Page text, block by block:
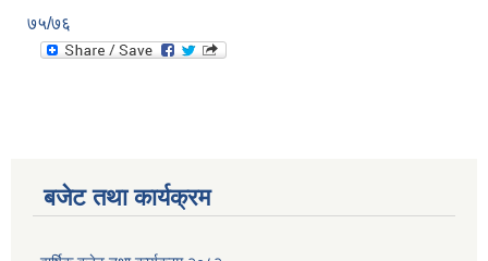
७५/७६
बजेट तथा कार्यक्रम